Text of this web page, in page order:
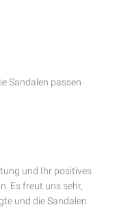
Sandalen passen
und Ihr positives
Es freut uns sehr,
und die Sandalen